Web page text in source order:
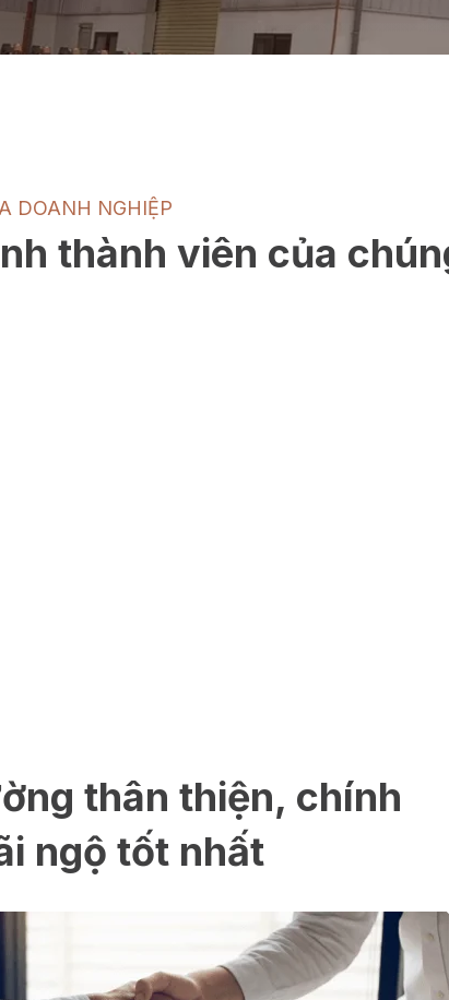
DOANH NGHIỆP
thành viên của
thân thiện, chính
ngộ tốt nhất